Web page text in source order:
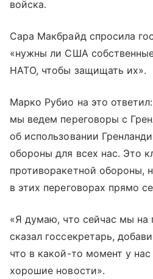
войска.
Сара Макбрайд спросила
«нужны ли США
НАТО, чтобы защищать их».
Марко Рубио на это
мы ведем переговоры с
об использовании
обороны для всех нас. Это
противоракетной обороны,
в этих переговорах прямо
«Я думаю, что сейчас мы
сказал госсекретарь,
что в какой-то момент у
хорошие новости».